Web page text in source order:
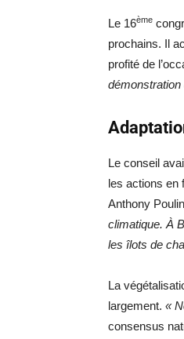
Le 16ème
prochains. Il
profité de
démonstration
Le conseil
les actions en
Anthony
climatique. À
les îlots de
La
largement. «
consensus